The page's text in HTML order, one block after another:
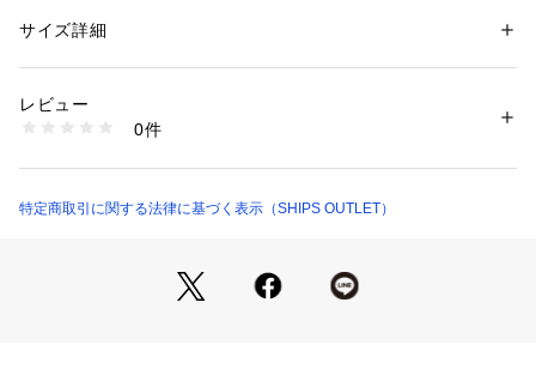
ほど良くリラックスしたサイズ感で、1枚でコーディネートの
【NOMARHYTHM TEXTILE】（ノーマリズムテキスタイル）
テキスタイルデザイナーの野口真彩子とデザイナーの佐々木拓
伝統技術に新しい視点を加えた、遊び心のある独特なデザイン
HYTHM TEXTILE」に変更。これまで大切にしてきた「リズ
ム」。時代やマーケットにダイレクトに合わせるのではなく、
性別：メンズ
素材：綿100%
商品番号：
112115678 （ショップ）
サイズ詳細
レビュー
0件
特定商取引に関する法律に基づく表示（SHIPS OUTLET）